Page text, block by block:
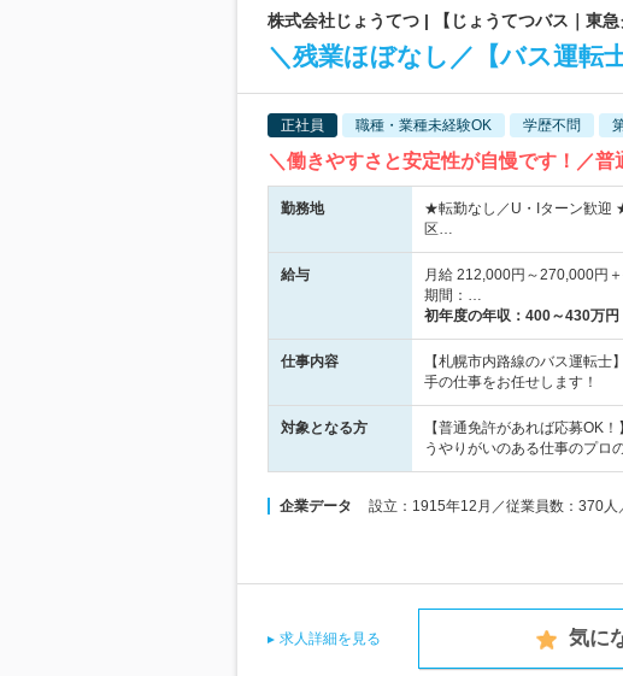
株式会社じょうてつ | 【じょうてつバス｜東
＼残業ほぼなし／【バス運転
正社員 職種・業種未経験OK 学歴不問
＼働きやすさと安定性が自慢です！／
勤務地
★転勤なし／U・Iターン歓迎
区…
給与
月給 212,000円～270,000円
期間：…
初年度の年収： 400～430万円
仕事内容
【札幌市内路線のバス運転
手の仕事をお任せします！
対象となる方
【普通免許があれば応募OK
うやりがいのある仕事のプロ
企業データ 設立：1915年12月／従業員数：370人
求人詳細を見る 気に